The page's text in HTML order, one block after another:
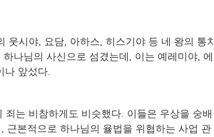
시야, 요담, 아하스, 히스기야 등 네 왕의 통치
나님의 사신으로 섬겼는데, 이는 예레미야, 에
나 앞섰다.
는 비참하게도 비슷했다. 이들은 우상을 숭배
근본적으로 하나님의 율법을 위협하는 사업 관